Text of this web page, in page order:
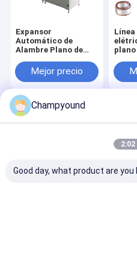
Expansor
Automático de
Alambre Plano de
Bobinas de Motor,
Precisión ±0.02mm
Mejor precio
Línea
plano
Sitio
Mapa del Sitio
Technology Co., Ltd..
Champyound
2:02
Good day, what product are you